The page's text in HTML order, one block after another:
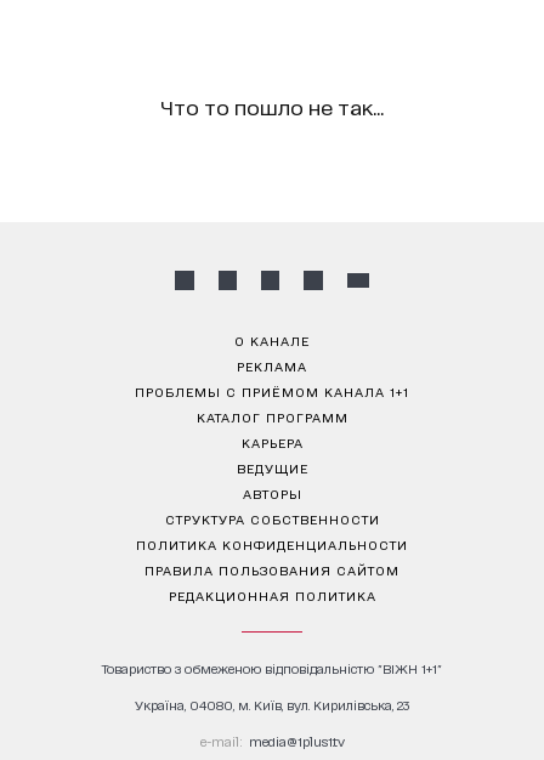
Что то пошло не так...
О КАНАЛЕ
РЕКЛАМА
ПРОБЛЕМЫ С ПРИЁМОМ КАНАЛА 1+1
КАТАЛОГ ПРОГРАММ
КАРЬЕРА
ВЕДУЩИЕ
АВТОРЫ
СТРУКТУРА СОБСТВЕННОСТИ
ПОЛИТИКА КОНФИДЕНЦИАЛЬНОСТИ
ПРАВИЛА ПОЛЬЗОВАНИЯ САЙТОМ
РЕДАКЦИОННАЯ ПОЛИТИКА
Товариство з обмеженою відповідальністю "ВІЖН 1+1"
Україна, 04080, м. Київ, вул. Кирилівська, 23
е-mail: media@1plus1.tv